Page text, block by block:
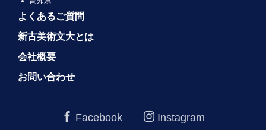
よくあるご質問
新古美術文大とは
会社概要
お問い合わせ
Facebook Instagram